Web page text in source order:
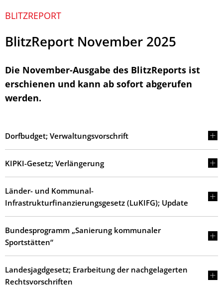
BLITZREPORT
BlitzReport November 2025
Die November-Ausgabe des BlitzReports ist
erschienen und kann ab sofort abgerufen
werden.
Dorfbudget; Verwaltungsvorschrift
KIPKI-Gesetz; Verlängerung
Länder- und Kommunal-
Infrastrukturfinanzierungsgesetz (LuKIFG); Update
Bundesprogramm „Sanierung kommunaler
Sportstätten“
Landesjagdgesetz; Erarbeitung der nachgelagerten
Rechtsvorschriften